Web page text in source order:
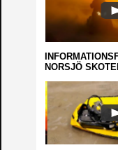
NORSJÖ